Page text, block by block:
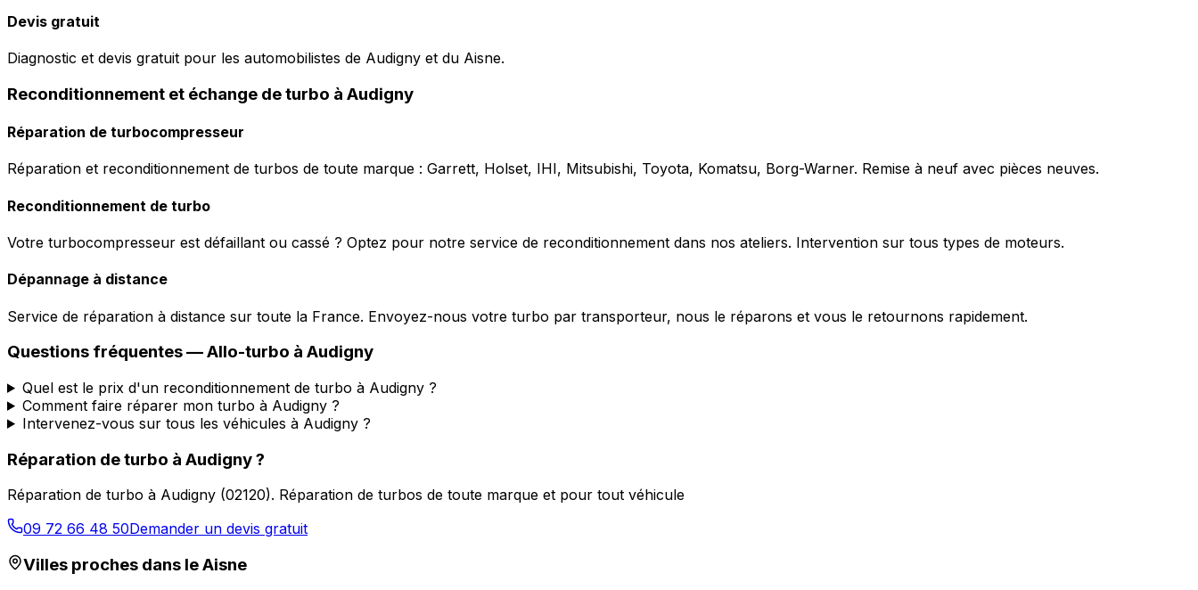
Devis gratuit
Diagnostic et devis gratuit pour les automobilistes de Audigny et du Aisne.
Reconditionnement et échange de turbo à Audigny
Réparation de turbocompresseur
Réparation et reconditionnement de turbos de toute marque : Garrett, Holset, IHI, Mitsubishi, Toyota, Komatsu, Borg-Warner. Remise à neuf avec pièces neuves.
Reconditionnement de turbo
Votre turbocompresseur est défaillant ou cassé ? Optez pour notre service de reconditionnement dans nos ateliers. Intervention sur tous types de moteurs.
Dépannage à distance
Service de réparation à distance sur toute la France. Envoyez-nous votre turbo par transporteur, nous le réparons et vous le retournons rapidement.
Questions fréquentes —Allo-turbo à Audigny
Quel est le prix d'un reconditionnement de turbo à Audigny ?
Comment faire réparer mon turbo à Audigny ?
Intervenez-vous sur tous les véhicules à Audigny ?
Réparation de turbo à Audigny?
Réparation de turbo à Audigny (02120). Réparation de turbos de toute marque et pour tout véhicule
09 72 66 48 50Demander un devis gratuit
Villes proches dans leAisne